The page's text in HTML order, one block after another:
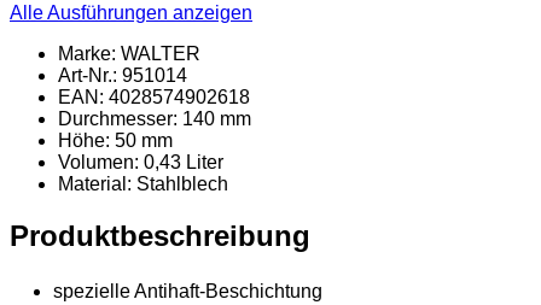
Alle Ausführungen anzeigen
Marke: WALTER
Art-Nr.: 951014
EAN: 4028574902618
Durchmesser: 140 mm
Höhe: 50 mm
Volumen: 0,43 Liter
Material : Stahlblech
Produktbeschreibung
spezielle Antihaft-Beschichtung